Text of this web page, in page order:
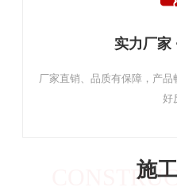
实力厂家
厂家直销、品质有保障，产
好
施